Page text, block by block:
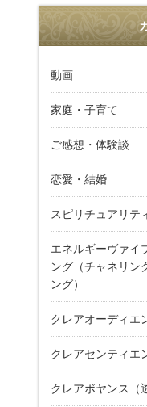
動画
家庭・子育て
ご感想・体験談
恋愛・結婚
スピリチュアリテ
エネルギーヴァイ
ング（チャネリン
ング）
クレアオーディエ
クレアセンティエ
クレアボヤンス（